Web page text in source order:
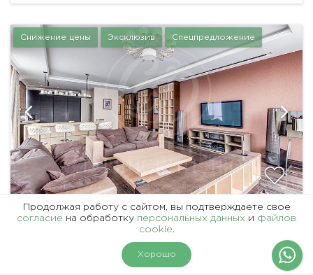
На карте
Снижение цены Эксклюзив Спецпредложение
ID 8539
ЛУЧШАЯ КВАРТИРА ОСТОЖЕНКИ
площадь спален этаж
Продолжая работу с сайтом, вы подтверждаете свое
согласие на обработку персональных данных и файлов
cookie.
Хорошо